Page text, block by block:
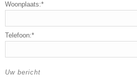
Woonplaats:*
Telefoon:*
Uw bericht